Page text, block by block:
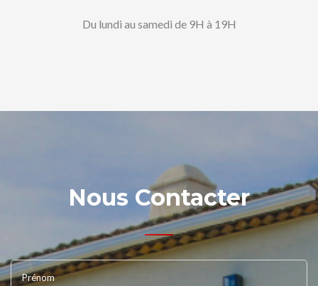
Du lundi au samedi de 9H à 19H
Nous Contacter
Prénom